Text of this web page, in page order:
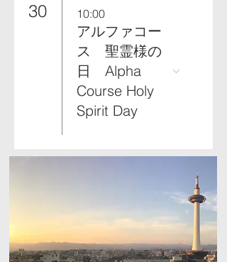
30 10:00
アルファコー
ス 聖霊様の
日 Alpha
Course Holy
Spirit Day